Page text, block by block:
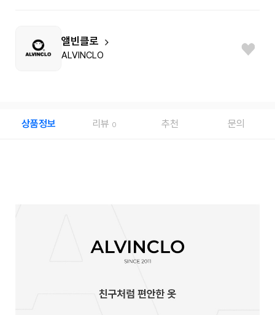
앨빈클로
ALVINCLO
상품정보 리뷰 0 추천 문의